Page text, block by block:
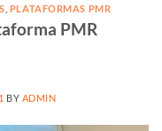
PLATAFORMAS PMR
PMR
BY ADMIN